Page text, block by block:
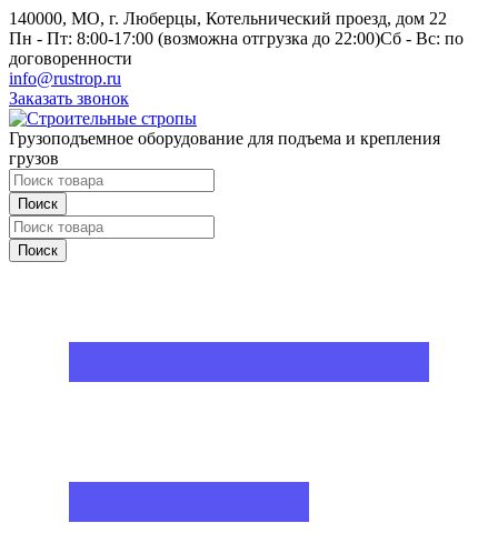
140000, МО, г. Люберцы, Котельнический проезд, дом 22
Пн - Пт: 8:00-17:00 (возможна отгрузка до 22:00)Сб - Вс: по
договоренности
info@rustrop.ru
Заказать звонок
Грузоподъемное оборудование для подъема и крепления
грузов
Поиск
Поиск